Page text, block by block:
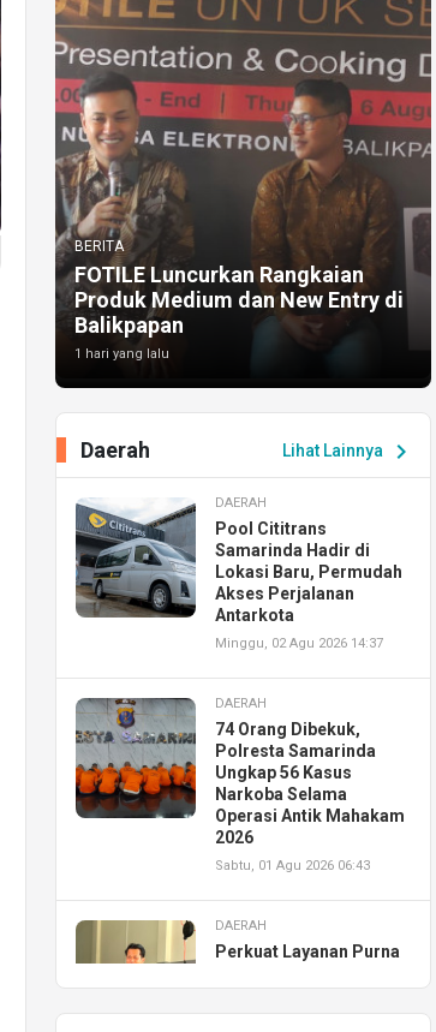
BERITA
FOTILE Luncurkan Rangkaian
Produk Medium dan New Entry di
Balikpapan
1 hari yang lalu
Lihat Lainnya chevron_right
Daerah
DAERAH
Pool Cititrans
Samarinda Hadir di
Lokasi Baru, Permudah
Akses Perjalanan
Antarkota
Minggu, 02 Agu 2026 14:37
DAERAH
74 Orang Dibekuk,
Polresta Samarinda
Ungkap 56 Kasus
Narkoba Selama
Operasi Antik Mahakam
2026
Sabtu, 01 Agu 2026 06:43
DAERAH
Perkuat Layanan Purna
Resmikan AHASS